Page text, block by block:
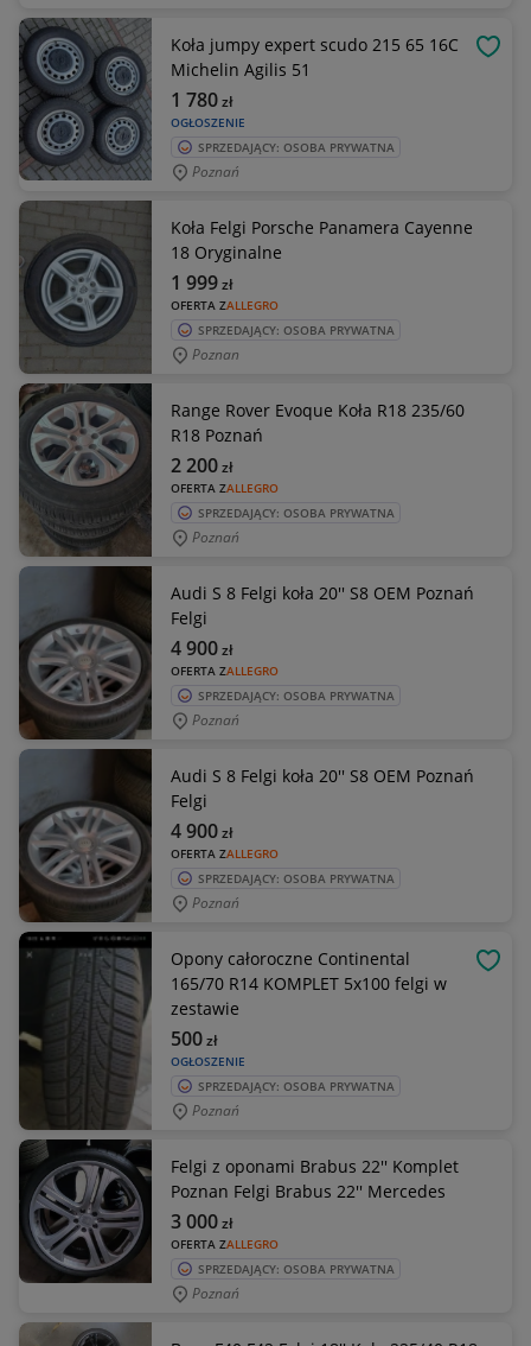
Koła jumpy expert scudo 215 65 16C
Michelin Agilis 51
OGŁOSZENIE
1 780zł
SPRZEDAJĄCY: OSOBA PRYWATNA
Poznań
Koła Felgi Porsche Panamera Cayenne
18 Oryginalne
OFERTA ZALLEGRO
1 999zł
SPRZEDAJĄCY: OSOBA PRYWATNA
Poznan
Range Rover Evoque Koła R18 235/60
R18 Poznań
OFERTA ZALLEGRO
2 200zł
SPRZEDAJĄCY: OSOBA PRYWATNA
Poznań
Audi S 8 Felgi koła 20'' S8 OEM Poznań
Felgi
OFERTA ZALLEGRO
4 900zł
SPRZEDAJĄCY: OSOBA PRYWATNA
Poznań
Audi S 8 Felgi koła 20'' S8 OEM Poznań
Felgi
OFERTA ZALLEGRO
4 900zł
SPRZEDAJĄCY: OSOBA PRYWATNA
Poznań
Opony całoroczne Continental
165/70 R14 KOMPLET 5x100 felgi w
zestawie
OGŁOSZENIE
500zł
SPRZEDAJĄCY: OSOBA PRYWATNA
Poznań
Felgi z oponami Brabus 22'' Komplet
Poznan Felgi Brabus 22'' Mercedes
OFERTA ZALLEGRO
3 000zł
SPRZEDAJĄCY: OSOBA PRYWATNA
Poznań